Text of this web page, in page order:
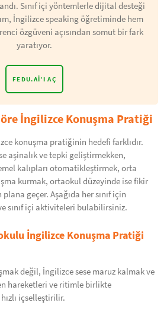
Sınıf içi yöntemlerle dijital desteği
İngilizce speaking öğretiminde hem
özgüveni açısından somut bir fark
yaratıyor.
FEDU.AI’I AÇ
İngilizce Konuşma Pratiği
konuşma pratiğinin hedefi farklıdır.
aşinalık ve tepki geliştirmekken,
kalıpları otomatikleştirmek, orta
kurmak, ortaokul düzeyinde ise fikir
geçer. Aşağıda her sınıf için
sınıf içi aktiviteleri bulabilirsiniz.
İngilizce Konuşma Pratiği
değil, İngilizce sese maruz kalmak ve
hareketleri ve ritimle birlikte
içselleştirilir.